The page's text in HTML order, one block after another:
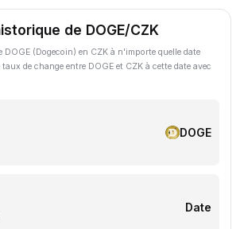
de DOGE/CZK
DOGE (Dogecoin) en CZK à n'importe quelle date
de change entre DOGE et CZK à cette date avec
DOGE
Date